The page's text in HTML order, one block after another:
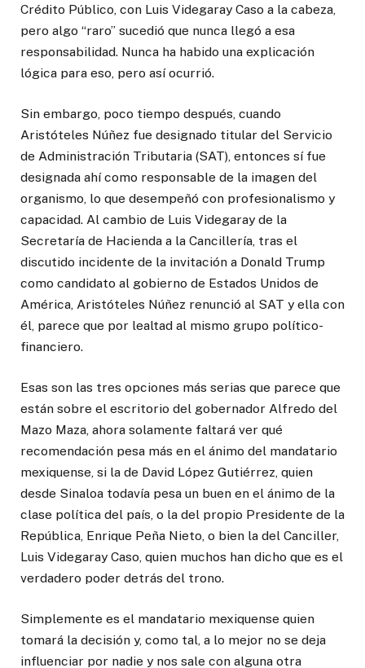
Crédito Público, con Luis Videgaray Caso a la cabeza,
pero algo “raro” sucedió que nunca llegó a esa
responsabilidad. Nunca ha habido una explicación
lógica para eso, pero así ocurrió.
Sin embargo, poco tiempo después, cuando
Aristóteles Núñez fue designado titular del Servicio
de Administración Tributaria (SAT), entonces sí fue
designada ahí como responsable de la imagen del
organismo, lo que desempeñó con profesionalismo y
capacidad. Al cambio de Luis Videgaray de la
Secretaría de Hacienda a la Cancillería, tras el
discutido incidente de la invitación a Donald Trump
como candidato al gobierno de Estados Unidos de
América, Aristóteles Núñez renunció al SAT y ella con
él, parece que por lealtad al mismo grupo político-
financiero.
Esas son las tres opciones más serias que parece que
están sobre el escritorio del gobernador Alfredo del
Mazo Maza, ahora solamente faltará ver qué
recomendación pesa más en el ánimo del mandatario
mexiquense, si la de David López Gutiérrez, quien
desde Sinaloa todavía pesa un buen en el ánimo de la
clase política del país, o la del propio Presidente de la
República, Enrique Peña Nieto, o bien la del Canciller,
Luis Videgaray Caso, quien muchos han dicho que es el
verdadero poder detrás del trono.
Simplemente es el mandatario mexiquense quien
tomará la decisión y, como tal, a lo mejor no se deja
influenciar por nadie y nos sale con alguna otra